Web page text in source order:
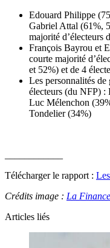
Edouard Philippe
Gabriel Attal (61%,
majorité d’électeurs
François Bayrou et
courte majorité
et 52%) et de 4
Les personnalités de
électeurs (du NFP) :
Luc Mélenchon
Tondelier (34%)
Télécharger le rapport :
Crédits image : La
Articles liés